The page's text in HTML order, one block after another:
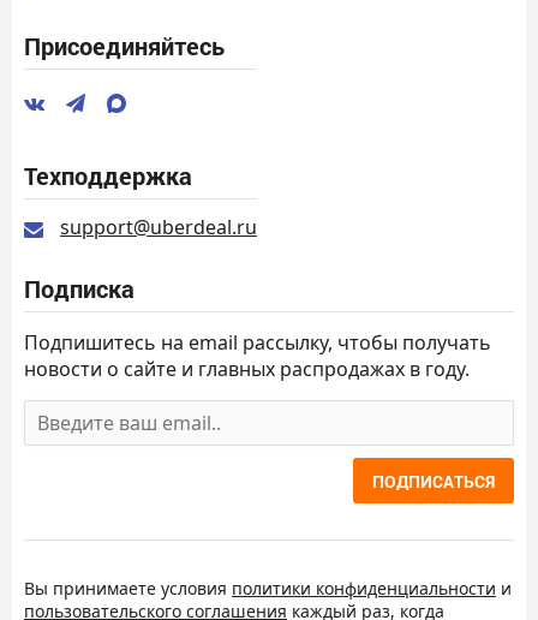
Присоединяйтесь
Техподдержка
support@uberdeal.ru
Подписка
Подпишитесь на email рассылку, чтобы получать
новости о сайте и главных распродажах в году.
ПОДПИСАТЬСЯ
Вы принимаете условия политики конфиденциальности и
пользовательского соглашения каждый раз, когда